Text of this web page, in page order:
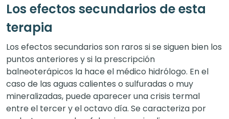
Los efectos secundarios de esta
terapia
Los efectos secundarios son raros si se siguen bien los
puntos anteriores y si la prescripción
balneoterápicos la hace el médico hidrólogo. En el
caso de las aguas calientes o sulfuradas o muy
mineralizadas, puede aparecer una crisis termal
entre el tercer y el octavo día. Se caracteriza por